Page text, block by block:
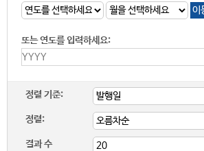
또는 연도를 입력하세요:
정렬 기준:
정렬:
결과 수